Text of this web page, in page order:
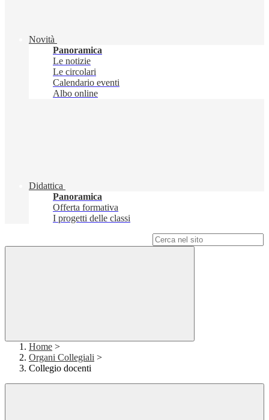
Novità
Panoramica
Le notizie
Le circolari
Calendario eventi
Albo online
Didattica
Panoramica
Offerta formativa
I progetti delle classi
Home >
Organi Collegiali >
Collegio docenti